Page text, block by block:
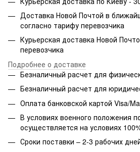
Доставка Новой Почтой в
согласно тарифу перевозчика
Курьерская доставка Новой
перевозчика
Подробнее о доставке
Безналичный расчет для
Безналичный расчет для
Оплата банковской картой Visa/
В условиях военного положения
осуществляется на условиях
Сроки поставки – 2-3 рабочих